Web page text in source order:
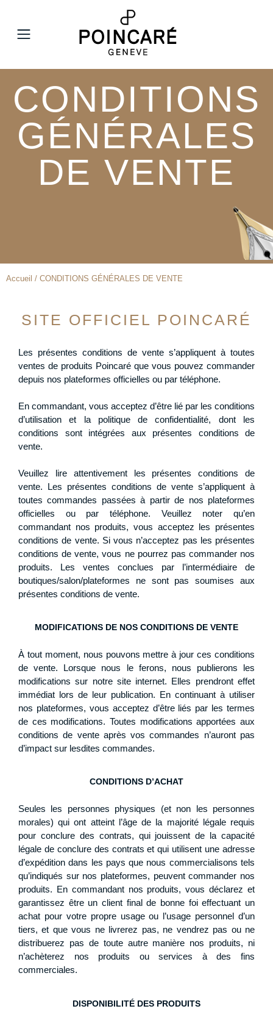
CONDITIONS
GÉNÉRALES
DE VENTE
Accueil / CONDITIONS GÉNÉRALES DE VENTE
SITE OFFICIEL POINCARÉ
Les présentes conditions de vente s’appliquent à toutes
ventes de produits Poincaré que vous pouvez commander
depuis nos plateformes officielles ou par téléphone.
En commandant, vous acceptez d’être lié par les conditions
d’utilisation et la politique de confidentialité, dont les
conditions sont intégrées aux présentes conditions de
vente.
Veuillez lire attentivement les présentes conditions de
vente. Les présentes conditions de vente s’appliquent à
toutes commandes passées à partir de nos plateformes
officielles ou par téléphone. Veuillez noter qu’en
commandant nos produits, vous acceptez les présentes
conditions de vente. Si vous n’acceptez pas les présentes
conditions de vente, vous ne pourrez pas commander nos
produits. Les ventes conclues par l’intermédiaire de
boutiques/salon/plateformes ne sont pas soumises aux
présentes conditions de vente.
MODIFICATIONS DE NOS CONDITIONS DE VENTE
À tout moment, nous pouvons mettre à jour ces conditions
de vente. Lorsque nous le ferons, nous publierons les
modifications sur notre site internet. Elles prendront effet
immédiat lors de leur publication. En continuant à utiliser
nos plateformes, vous acceptez d’être liés par les termes
de ces modifications. Toutes modifications apportées aux
conditions de vente après vos commandes n’auront pas
d’impact sur lesdites commandes.
CONDITIONS D’ACHAT
Seules les personnes physiques (et non les personnes
morales) qui ont atteint l’âge de la majorité légale requis
pour conclure des contrats, qui jouissent de la capacité
légale de conclure des contrats et qui utilisent une adresse
d’expédition dans les pays que nous commercialisons tels
qu’indiqués sur nos plateformes, peuvent commander nos
produits. En commandant nos produits, vous déclarez et
garantissez être un client final de bonne foi effectuant un
achat pour votre propre usage ou l’usage personnel d’un
tiers, et que vous ne livrerez pas, ne vendrez pas ou ne
distribuerez pas de toute autre manière nos produits, ni
n’achèterez nos produits ou services à des fins
commerciales.
DISPONIBILITÉ DES PRODUITS